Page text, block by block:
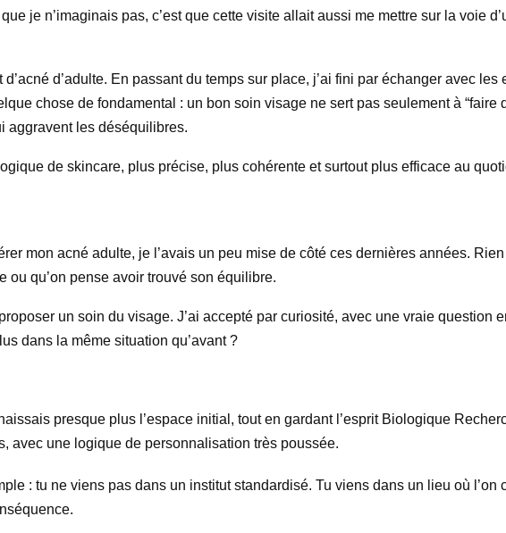
je n’imaginais pas, c’est que cette visite allait aussi me mettre sur la voie
d’adulte. En passant du temps sur place, j’ai fini par échanger avec les
chose de fondamental : un bon soin visage ne sert pas seulement à “faire
aggravent les déséquilibres.
de skincare, plus précise, plus cohérente et surtout plus efficace au
mon acné adulte, je l’avais un peu mise de côté ces dernières années.
qu’on pense avoir trouvé son équilibre.
un soin du visage. J’ai accepté par curiosité, avec une vraie question
dans la même situation qu’avant ?
presque plus l’espace initial, tout en gardant l’esprit Biologique
avec une logique de personnalisation très poussée.
: tu ne viens pas dans un institut standardisé. Tu viens dans un lieu où l’on